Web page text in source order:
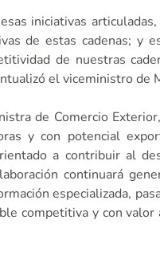
iniciativas
de estas cadenas; y
de nuestras
el viceministro de
de Comercio
y con potencial
a contribuir al
continuará
especializada,
competitiva y con